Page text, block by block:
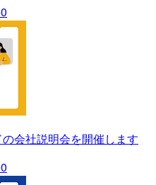
会社説明会を開催します